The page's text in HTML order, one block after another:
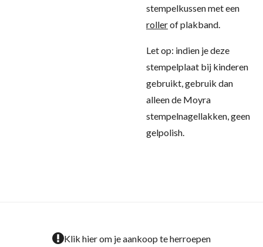
stempelkussen met een
rollerof plakband.
Let op: indien je deze
stempelplaat bij kinderen
gebruikt, gebruik dan
alleen de Moyra
stempelnagellakken, geen
gelpolish.
Klik hier om je aankoop te herroepen